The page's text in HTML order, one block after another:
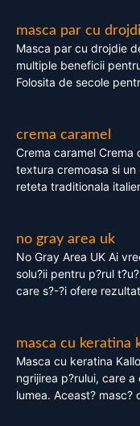
masca par cu
Masca par cu drojdie
multiple beneficii
Folosita de secole
crema caramel
Crema caramel Crema
textura cremoasa si
reteta traditionala
no gray area uk
No Gray Area UK Ai
solu?ii pentru p?rul
care s?-?i ofere
masca cu keratina
Masca cu keratina
ngrijirea p?rului, care
lumea. Aceast? masc?